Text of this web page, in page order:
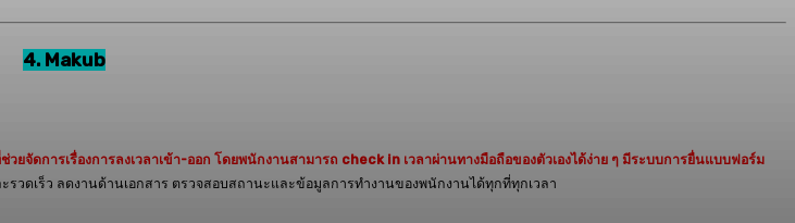
4. Makub
วยจัดการเรื่องการลงเวลาเข้า-ออก โดยพนักงานสามารถ check in เวลาผ่านทางมือถือของตัวเองได้ง่าย ๆ มีระบบการยื่นแบบฟอร์ม
วดเร็ว ลดงานด้านเอกสาร ตรวจสอบสถานะและข้อมูลการทำงานของพนักงานได้ทุกที่ทุกเวลา